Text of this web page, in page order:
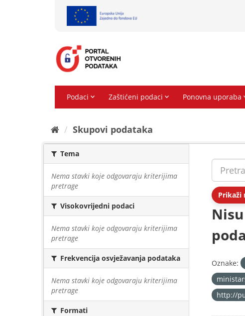
Skupovi podаtаkа
Tema
Nema stavki koje odgovaraju kriterijima
pretrage
Visokovrijedni podaci
Nema stavki koje odgovaraju kriterijima
pretrage
Frekvencija osvježavanja podataka
Nema stavki koje odgovaraju kriterijima
pretrage
Formati
Prikaži
Oznake:
http://